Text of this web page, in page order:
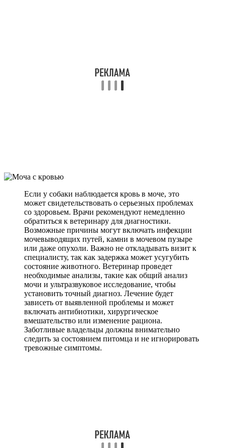
Если у собаки наблюдается кровь в моче, это
может свидетельствовать о серьезных проблемах
со здоровьем. Врачи рекомендуют немедленно
обратиться к ветеринару для диагностики.
Возможные причины могут включать инфекции
мочевыводящих путей, камни в мочевом пузыре
или даже опухоли. Важно не откладывать визит к
специалисту, так как задержка может усугубить
состояние животного. Ветеринар проведет
необходимые анализы, такие как общий анализ
мочи и ультразвуковое исследование, чтобы
установить точный диагноз. Лечение будет
зависеть от выявленной проблемы и может
включать антибиотики, хирургическое
вмешательство или изменение рациона.
Заботливые владельцы должны внимательно
следить за состоянием питомца и не игнорировать
тревожные симптомы.